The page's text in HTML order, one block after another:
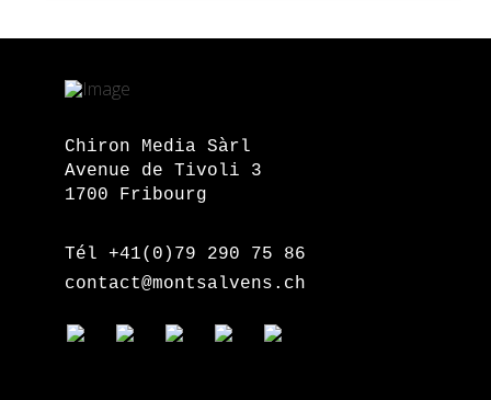
Chiron Media Sàrl
Avenue de Tivoli 3
1700 Fribourg
Tél +41(0)79 290 75 86
contact@montsalvens.ch